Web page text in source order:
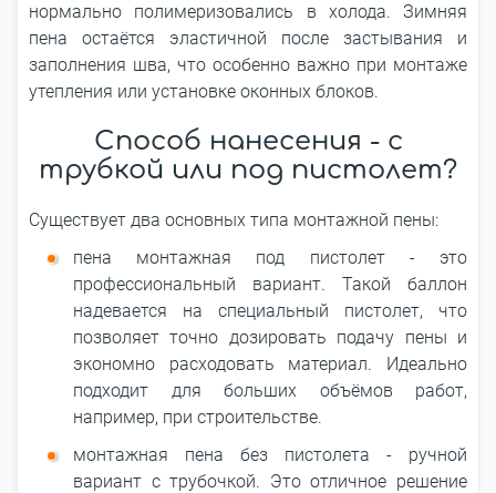
нормально полимеризовались в холода. Зимняя
пена остаётся эластичной после застывания и
заполнения шва, что особенно важно при монтаже
утепления или установке оконных блоков.
Способ нанесения - с
трубкой или под пистолет?
Существует два основных типа монтажной пены:
пена монтажная под пистолет - это
профессиональный вариант. Такой баллон
надевается на специальный пистолет, что
позволяет точно дозировать подачу пены и
экономно расходовать материал. Идеально
подходит для больших объёмов работ,
например, при строительстве.
монтажная пена без пистолета - ручной
вариант с трубочкой. Это отличное решение